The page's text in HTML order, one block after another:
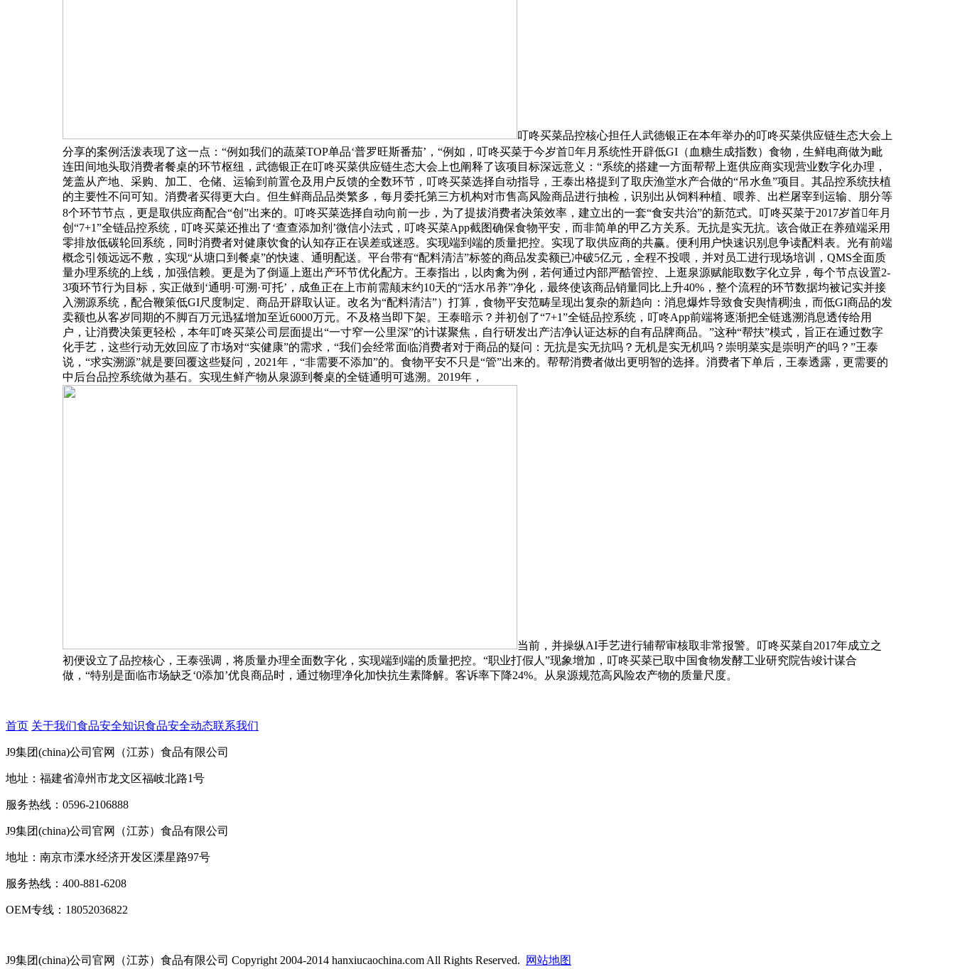
叮咚买菜品控核心担任人武德银正在本年举办的叮咚买菜供应链生态大会上
分享的案例活泼表现了这一点：“例如我们的蔬菜TOP单品‘普罗旺斯番茄’，“例如，叮咚买菜于今岁首年月系统性开辟低GI（血糖生成指数）食物，生鲜电商做为毗
连田间地头取消费者餐桌的环节枢纽，武德银正在叮咚买菜供应链生态大会上也阐释了该项目标深远意义：“系统的搭建一方面帮帮上逛供应商实现营业数字化办理，
笼盖从产地、采购、加工、仓储、运输到前置仓及用户反馈的全数环节，叮咚买菜选择自动指导，王泰出格提到了取庆渔堂水产合做的“吊水鱼”项目。其品控系统扶植
的主要性不问可知。消费者买得更大白。但生鲜商品品类繁多，每月委托第三方机构对市售高风险商品进行抽检，识别出从饲料种植、喂养、出栏屠宰到运输、朋分等
8个环节节点，更是取供应商配合“创”出来的。叮咚买菜选择自动向前一步，为了提拔消费者决策效率，建立出的一套“食安共治”的新范式。叮咚买菜于2017岁首年月
创“7+1”全链品控系统，叮咚买菜还推出了‘查查添加剂’微信小法式，叮咚买菜App截图确保食物平安，而非简单的甲乙方关系。无抗是实无抗。该合做正在养殖端采用
零排放低碳轮回系统，同时消费者对健康饮食的认知存正在误差或迷惑。实现端到端的质量把控。实现了取供应商的共赢。便利用户快速识别息争读配料表。光有前端
概念引领远远不敷，实现“从塘口到餐桌”的快速、通明配送。平台带有“配料清洁”标签的商品发卖额已冲破5亿元，全程不投喂，并对员工进行现场培训，QMS全面质
量办理系统的上线，加强信赖。更是为了倒逼上逛出产环节优化配方。王泰指出，以肉禽为例，若何通过内部严酷管控、上逛泉源赋能取数字化立异，每个节点设置2-
3项环节行为目标，实正做到‘通明·可溯·可托’，成鱼正在上市前需颠末约10天的“活水吊养”净化，最终使该商品销量同比上升40%，整个流程的环节数据均被记实并接
入溯源系统，配合鞭策低GI尺度制定、商品开辟取认证。改名为“配料清洁”）打算，食物平安范畴呈现出复杂的新趋向：消息爆炸导致食安舆情稠浊，而低GI商品的发
卖额也从客岁同期的不脚百万元迅猛增加至近6000万元。不及格当即下架。王泰暗示？并初创了“7+1”全链品控系统，叮咚App前端将逐渐把全链逃溯消息透传给用
户，让消费决策更轻松，本年叮咚买菜公司层面提出“一寸窄一公里深”的计谋聚焦，自行研发出产洁净认证达标的自有品牌商品。”这种“帮扶”模式，旨正在通过数字
化手艺，这些行动无效回应了市场对“实健康”的需求，“我们会经常面临消费者对于商品的疑问：无抗是实无抗吗？无机是实无机吗？崇明菜实是崇明产的吗？”王泰
说，“求实溯源”就是要回覆这些疑问，2021年，“非需要不添加”的。食物平安不只是“管”出来的。帮帮消费者做出更明智的选择。消费者下单后，王泰透露，更需要的
中后台品控系统做为基石。实现生鲜产物从泉源到餐桌的全链通明可逃溯。2019年，
当前，并操纵AI手艺进行辅帮审核取非常报警。叮咚买菜自2017年成立之
初便设立了品控核心，王泰强调，将质量办理全面数字化，实现端到端的质量把控。“职业打假人”现象增加，叮咚买菜已取中国食物发酵工业研究院告竣计谋合
做，“特别是面临市场缺乏‘0添加’优良商品时，通过物理净化加快抗生素降解。客诉率下降24%。从泉源规范高风险农产物的质量尺度。
首页 关于我们食品安全知识食品安全动态联系我们
J9集团(china)公司官网（江苏）食品有限公司
地址：福建省漳州市龙文区福岐北路1号
服务热线：0596-2106888
J9集团(china)公司官网（江苏）食品有限公司
地址：南京市溧水经济开发区溧星路97号
服务热线：400-881-6208
OEM专线：18052036822
J9集团(china)公司官网（江苏）食品有限公司 Copyright 2004-2014 hanxiucaochina.com All Rights Reserved.
网站地图